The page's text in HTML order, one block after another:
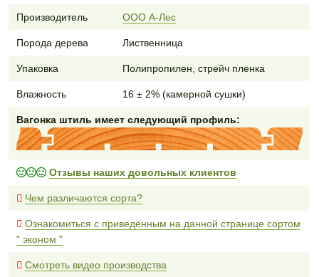
Производитель ООО А-Лес
Порода дерева Лиственница
Упаковка Полипропилен, стрейч пленка
Влажность 16 ± 2% (камерной сушки)
Вагонка штиль имеет следующий профиль:
Отзывы наших довольных клиентов
Чем различаются сорта?
Ознакомиться с приведённым на данной странице сортом
" эконом "
Смотреть видео производства